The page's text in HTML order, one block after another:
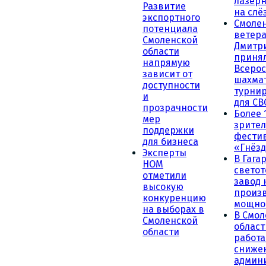
Развитие
экспортного
потенциала
Смоленской
области
напрямую
зависит от
доступности
и
прозрачности
мер
поддержки
для бизнеса
Эксперты
НОМ
отметили
высокую
конкуренцию
на выборах в
Смоленской
области
на
для
Более
В
завод
В